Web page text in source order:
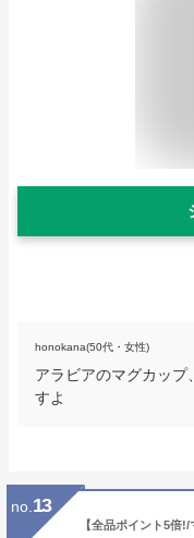
honokana(50代・女性)
アラビアのマグカッ
すよ
no. 13